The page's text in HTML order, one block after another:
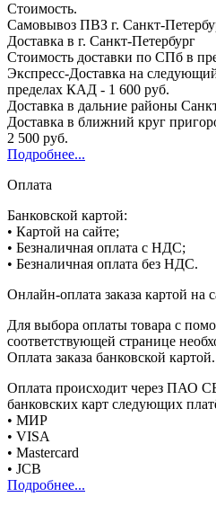
Стоимость.
Самовывоз ПВЗ г. Санкт-
Доставка в г. Санкт-Петербург
Стоимость доставки по СПб в
Экспресс-Доставка на
пределах КАД - 1 600 руб.
Доставка в дальние районы
Доставка в ближний круг
2 500 руб.
Подробнее...
Оплата
Банковской картой:
• Картой на сайте;
• Безналичная оплата с НДС;
• Безналичная оплата без НДС.
Онлайн-оплата заказа картой на
Для выбора оплаты товара с
соответствующей странице
Оплата заказа банковской картой.
Оплата происходит через ПАО
банковских карт следующих
• МИР
• VISA
• Mastercard
• JCB
Подробнее...